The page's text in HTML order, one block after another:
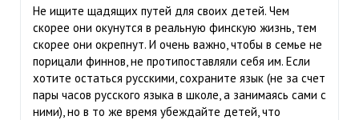
Не ищите щадящих путей для своих детей. Чем
скорее они окунутся в реальную финскую жизнь, тем
скорее они окрепнут. И очень важно, чтобы в семье не
порицали финнов, не протипоставляли себя им. Если
хотите остаться русскими, сохраните язык (не за счет
пары часов русского языка в школе, а занимаясь сами с
ними), но в то же время убеждайте детей, что